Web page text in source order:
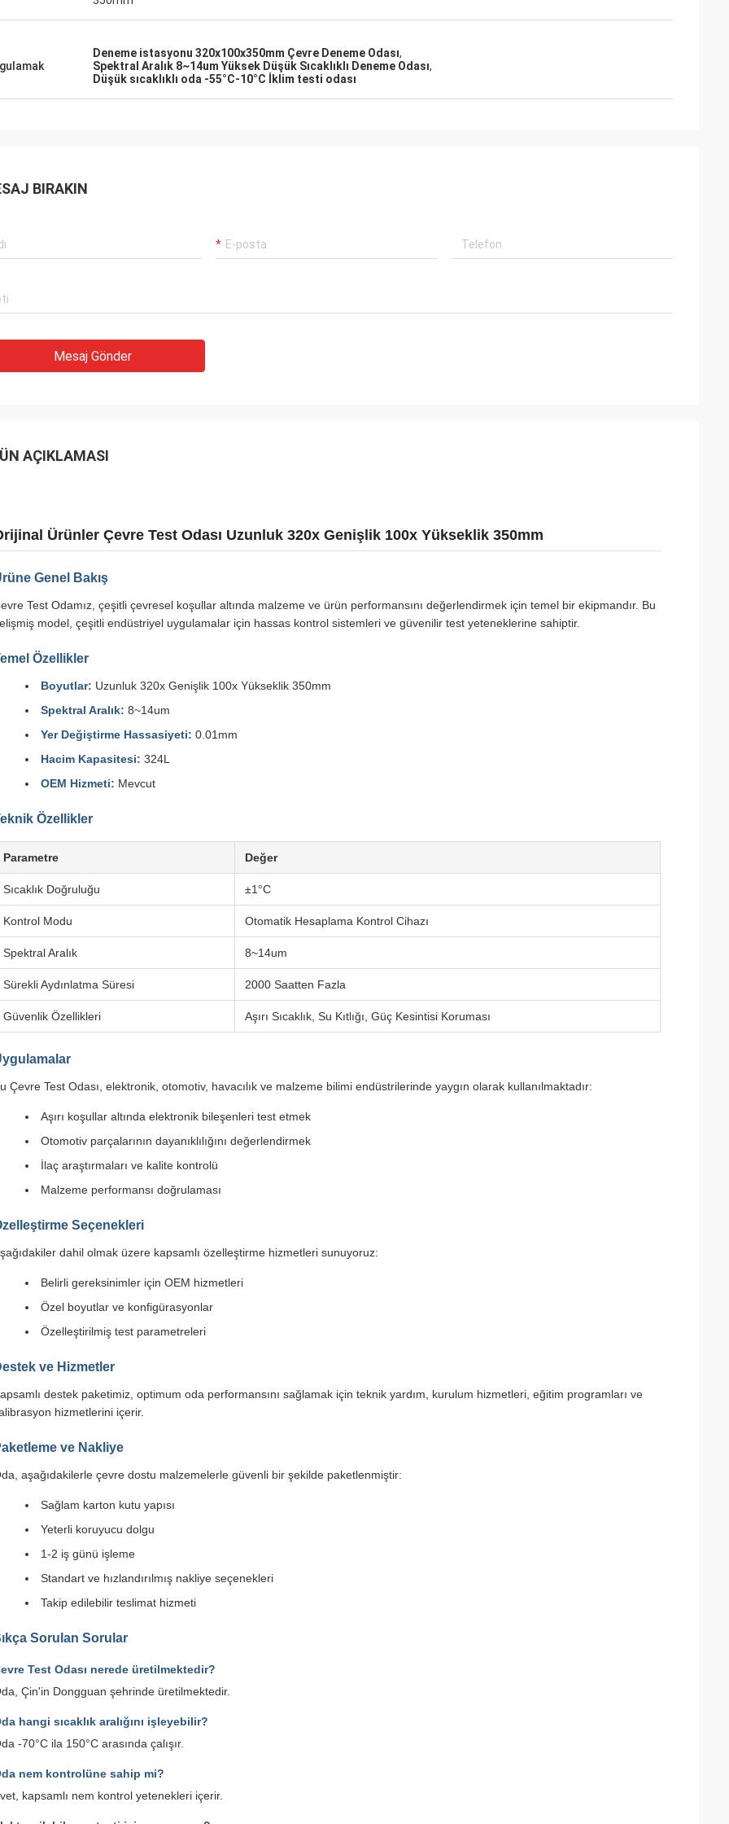
kurulum ve operasyon eğitimi rehberlik için
gerçekten ilgileniyorlar ve yardım etmeye
hazırlar.
Deneme istasyonu 320x100x350mm Çevre Deneme Odası,
Spektral Aralık 8~14um Yüksek Düşük Sıcaklıklı Deneme Odası,
Düşük sıcaklıklı oda -55°C-10°C İklim testi odası
BIRAKIN
Mesaj Gönder
AÇIKLAMASI
Ürünler Çevre Test Odası Uzunluk 320x Genişlik 100x Yükseklik 350mm
Genel Bakış
Test Odamız, çeşitli çevresel koşullar altında malzeme ve ürün performansını değerlendirmek için temel bir ekipmandır. Bu
model, çeşitli endüstriyel uygulamalar için hassas kontrol sistemleri ve güvenilir test yeteneklerine sahiptir.
Özellikler
Boyutlar: Uzunluk 320x Genişlik 100x Yükseklik 350mm
Spektral Aralık: 8~14um
Yer Değiştirme Hassasiyeti: 0.01mm
Hacim Kapasitesi: 324L
OEM Hizmeti: Mevcut
Özellikler
Parametre Değer
Sıcaklık Doğruluğu ±1°C
Kontrol Modu Otomatik Hesaplama Kontrol Cihazı
Spektral Aralık 8~14um
Sürekli Aydınlatma Süresi 2000 Saatten Fazla
Güvenlik Özellikleri Aşırı Sıcaklık, Su Kıtlığı, Güç Kesintisi Koruması
Çevre Test Odası, elektronik, otomotiv, havacılık ve malzeme bilimi endüstrilerinde yaygın olarak kullanılmaktadır:
Aşırı koşullar altında elektronik bileşenleri test etmek
Otomotiv parçalarının dayanıklılığını değerlendirmek
İlaç araştırmaları ve kalite kontrolü
Malzeme performansı doğrulaması
Seçenekleri
dahil olmak üzere kapsamlı özelleştirme hizmetleri sunuyoruz:
Belirli gereksinimler için OEM hizmetleri
Özel boyutlar ve konfigürasyonlar
Özelleştirilmiş test parametreleri
ve Hizmetler
destek paketimiz, optimum oda performansını sağlamak için teknik yardım, kurulum hizmetleri, eğitim programları ve
hizmetlerini içerir.
ve Nakliye
aşağıdakilerle çevre dostu malzemelerle güvenli bir şekilde paketlenmiştir:
Sağlam karton kutu yapısı
Yeterli koruyucu dolgu
1-2 iş günü işleme
Standart ve hızlandırılmış nakliye seçenekleri
Takip edilebilir teslimat hizmeti
Sorulan Sorular
Test Odası nerede üretilmektedir?
Çin'in Dongguan şehrinde üretilmektedir.
hangi sıcaklık aralığını işleyebilir?
-70°C ila 150°C arasında çalışır.
nem kontrolüne sahip mi?
kapsamlı nem kontrol yetenekleri içerir.